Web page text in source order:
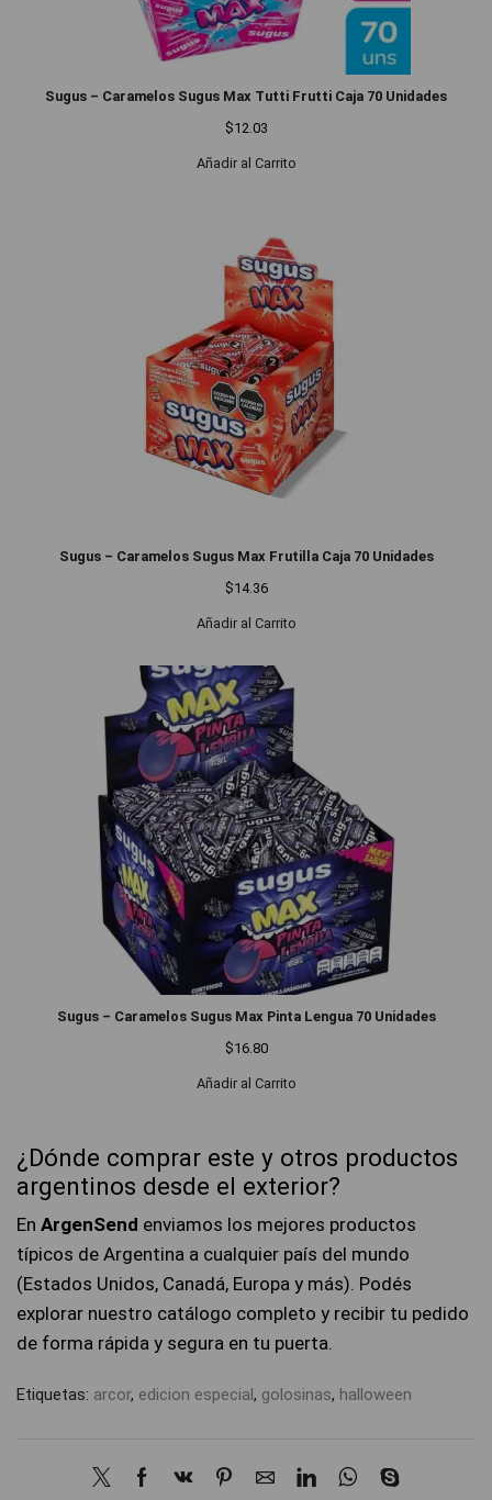
Sugus – Caramelos Sugus Max Tutti Frutti Caja 70 Unidades
$12.03
Añadir al Carrito
Sugus – Caramelos Sugus Max Frutilla Caja 70 Unidades
$14.36
Añadir al Carrito
Sugus – Caramelos Sugus Max Pinta Lengua 70 Unidades
$16.80
Añadir al Carrito
¿Dónde comprar este y otros productos
argentinos desde el exterior?
En ArgenSend enviamos los mejores productos
típicos de Argentina a cualquier país del mundo
(Estados Unidos, Canadá, Europa y más). Podés
explorar nuestro catálogo completo y recibir tu pedido
de forma rápida y segura en tu puerta.
Etiquetas: arcor, edicion especial , golosinas, halloween